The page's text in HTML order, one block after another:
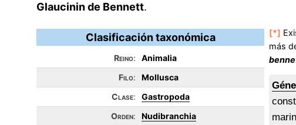
Glaucinin de Bennett.
Clasificación taxonómica
Reino:
Animalia
Filo:
Mollusca
Clase:
Gastropoda
Orden:
Nudibranchia
[*]
más